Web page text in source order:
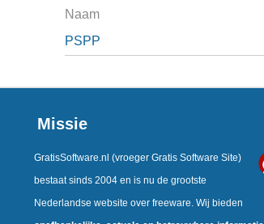
Naam
PSPP
Missie
GratisSoftware.nl (vroeger Gratis Software Site)
bestaat sinds 2004 en is nu de grootste
Nederlandse website over freeware. Wij bieden